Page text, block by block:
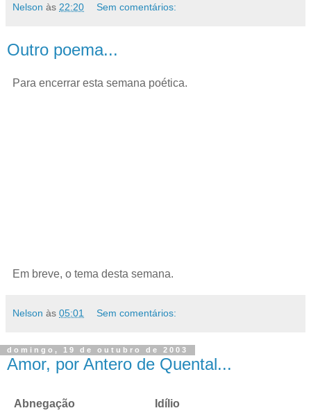
Nelson às 22:20 Sem comentários:
Outro poema...
Para encerrar esta semana poética.
Em breve, o tema desta semana.
Nelson às 05:01 Sem comentários:
domingo, 19 de outubro de 2003
Amor, por Antero de Quental...
Abnegação Idílio